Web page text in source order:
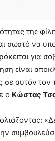
της
σωστό να
για
είναι
σε αυτόν
ο Κώστας